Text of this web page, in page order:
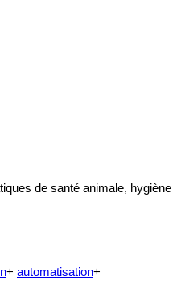
de santé animale,
+ automatisation+